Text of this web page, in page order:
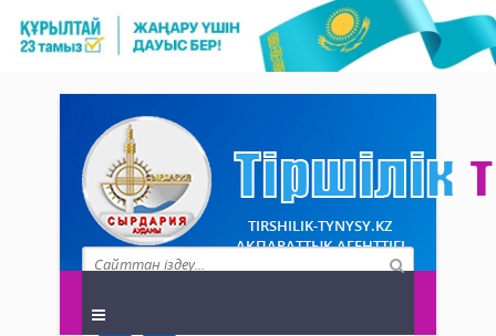
TIRSHILIK-TYNYSY.KZ
АҚПАРАТТЫҚ АГЕНТТІГІ